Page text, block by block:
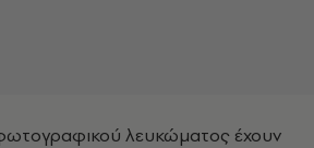
λευκώματος έχουν